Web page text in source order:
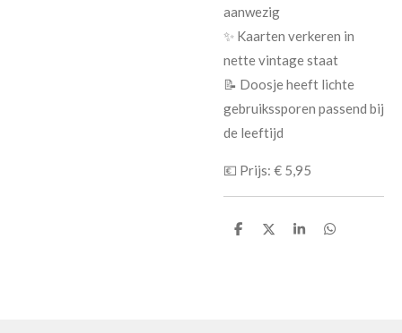
aanwezig
✨ Kaarten verkeren in
nette vintage staat
📝 Doosje heeft lichte
gebruikssporen passend bij
de leeftijd
💶 Prijs: € 5,95
D
D
S
D